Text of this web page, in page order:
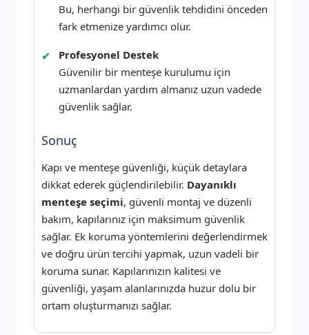
Bu, herhangi bir güvenlik tehdidini önceden
fark etmenize yardımcı olur.
Profesyonel Destek
Güvenilir bir menteşe kurulumu için
uzmanlardan yardım almanız uzun vadede
güvenlik sağlar.
Sonuç
Kapı ve menteşe güvenliği, küçük detaylara
dikkat ederek güçlendirilebilir. Dayanıklı
menteşe seçimi, güvenli montaj ve düzenli
bakım, kapılarınız için maksimum güvenlik
sağlar. Ek koruma yöntemlerini değerlendirmek
ve doğru ürün tercihi yapmak, uzun vadeli bir
koruma sunar. Kapılarınızın kalitesi ve
güvenliği, yaşam alanlarınızda huzur dolu bir
ortam oluşturmanızı sağlar.